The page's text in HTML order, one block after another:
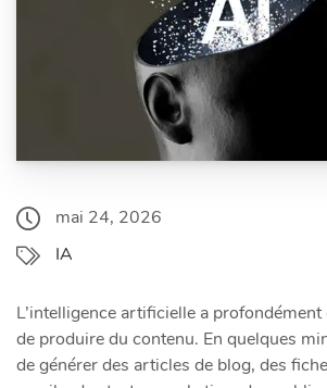
mai 24, 2026
IA
L’intelligence artificielle a
de produire du contenu. En quelques
de générer des articles de blog, des